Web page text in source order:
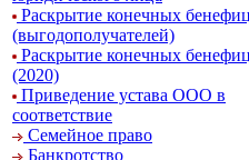
Раскрытие конечных
(выгодополучателей)
Раскрытие конечных
(2020)
Приведение устава ООО в
соответствие
Семейное право
Банкротство